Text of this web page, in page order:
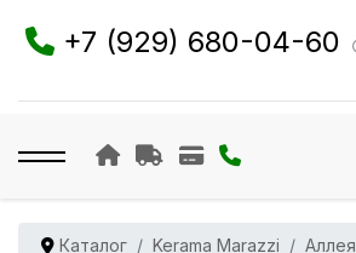
+7 (929) 680-04-60
Каталог Kerama Marazzi
Аллея